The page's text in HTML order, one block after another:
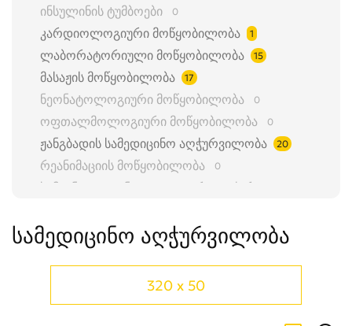
ინსულინის ტუმბოები 0
კარდიოლოგიური მოწყობილობა 1
ლაბორატორიული მოწყობილობა 15
მასაჟის მოწყობილობა 17
ნეონატოლოგიური მოწყობილობა 0
ოფთალმოლოგიური მოწყობილობა 0
ჟანგბადის სამედიცინო აღჭურვილობა 20
რეანიმაციის მოწყობილობა 0
სამედიცინო აღჭურვილობის კომპონენტები და სათადარიგო
სამედიცინო ნარჩენების განადგურების აღჭურვილობა
სამედიცინო აღჭურვილობა
320 x 50